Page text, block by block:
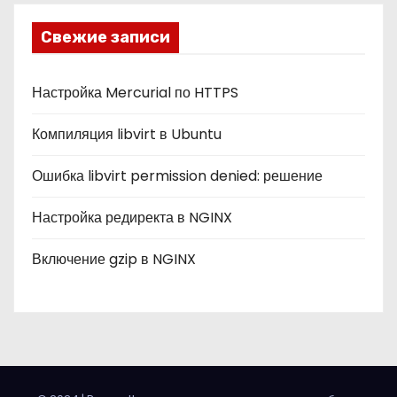
к
и
Свежие записи
Настройка Mercurial по HTTPS
Компиляция libvirt в Ubuntu
Ошибка libvirt permission denied: решение
Настройка редиректа в NGINX
Включение gzip в NGINX